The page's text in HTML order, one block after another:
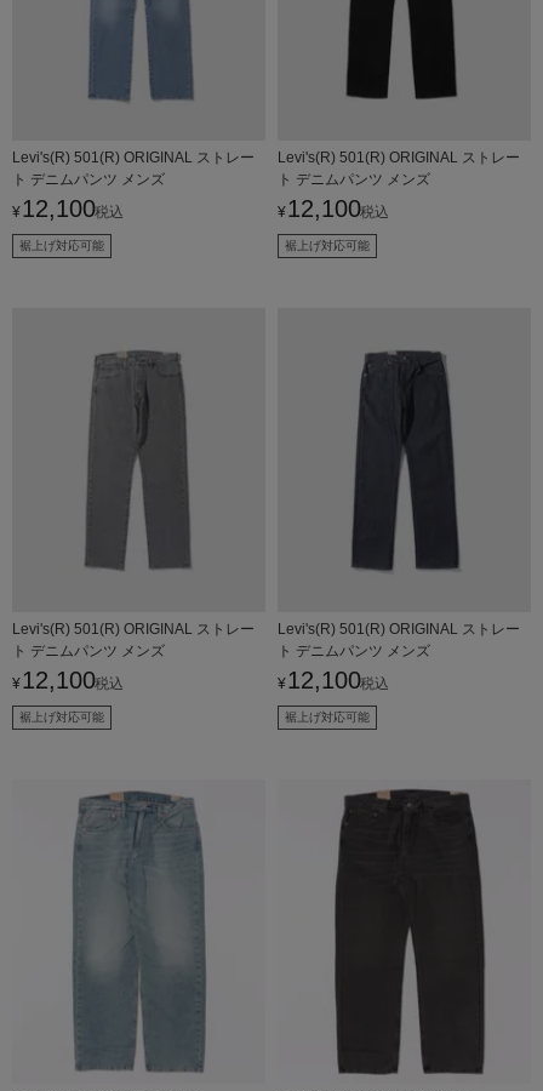
Levi's(R) 501(R) ORIGINAL ストレー
ト デニムパンツ メンズ
¥ 12,100税込
裾上げ対応可能
Levi's(R) 501(R) ORIGINAL ストレー
ト デニムパンツ メンズ
¥ 12,100税込
裾上げ対応可能
Levi's(R) 501(R) ORIGINAL ストレー
ト デニムパンツ メンズ
¥ 12,100税込
裾上げ対応可能
Levi's(R) 501(R) ORIGINAL ストレー
ト デニムパンツ メンズ
¥ 12,100税込
裾上げ対応可能